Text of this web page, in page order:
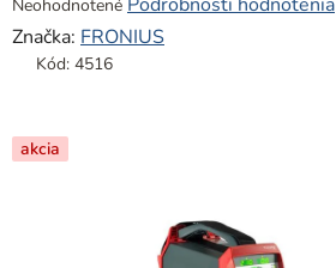
hodnotenie
produktu
z
5
Neohodnotené
Značka: FRONIUS
Kód: 4516
akcia